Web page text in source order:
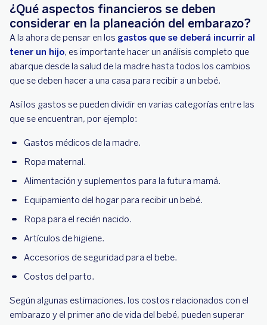
¿Qué aspectos financieros se deben
considerar en la planeación del embarazo?
A la ahora de pensar en los gastos que se deberá incurrir al
tener un hijo, es importante hacer un análisis completo que
abarque desde la salud de la madre hasta todos los cambios
que se deben hacer a una casa para recibir a un bebé.
Así los gastos se pueden dividir en varias categorías entre las
que se encuentran, por ejemplo:
Gastos médicos de la madre.
Ropa maternal.
Alimentación y suplementos para la futura mamá.
Equipamiento del hogar para recibir un bebé.
Ropa para el recién nacido.
Artículos de higiene.
Accesorios de seguridad para el bebe.
Costos del parto.
Según algunas estimaciones, los costos relacionados con el
embarazo y el primer año de vida del bebé, pueden superar